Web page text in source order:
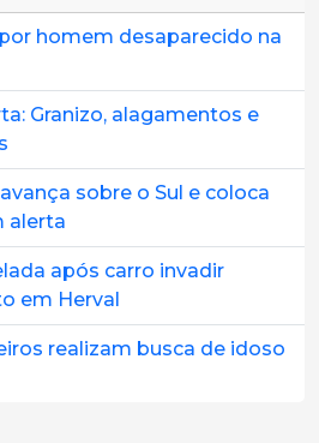
homem desaparecido na
Granizo, alagamentos e
sobre o Sul e coloca
alerta
após carro invadir
em Herval
realizam busca de idoso